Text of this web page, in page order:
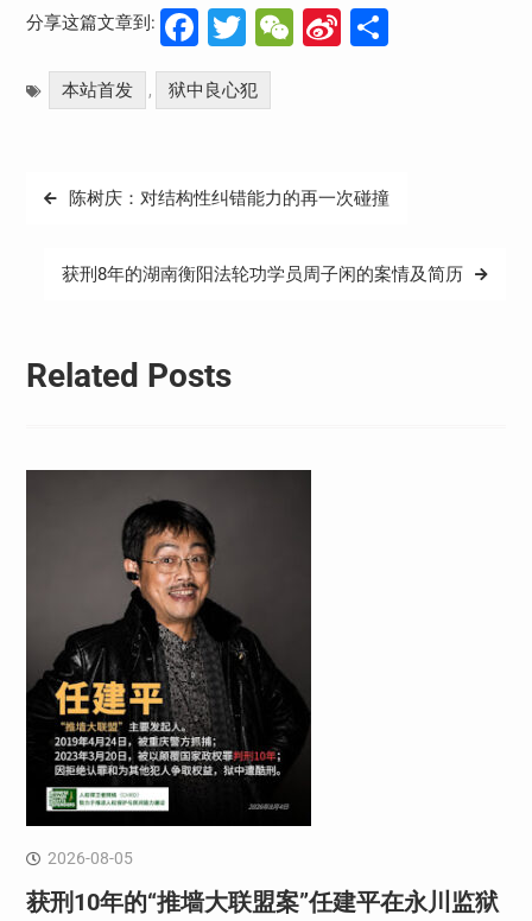
分享这篇文章到: Facebook
Twitter
WeChat
Sina分
本站首发 , 狱中良心犯
文
陈树庆：对结构性纠错能力的再一次碰撞
获刑8年的湖南衡阳法轮功学员周子闲的案情及简历
Related Posts
2026-08-05
获刑10年的“推墙大联盟案”任建平在永川监狱